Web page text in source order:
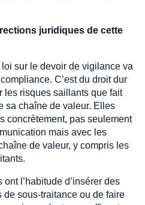
juridiques de cette
sur le devoir de vigilance va
C’est du droit dur
les risques saillants que fait
sa chaîne de valeur. Elles
concrètement, pas seulement
mais avec les
de valeur, y compris les
l’habitude d’insérer des
sous-traitance ou de faire